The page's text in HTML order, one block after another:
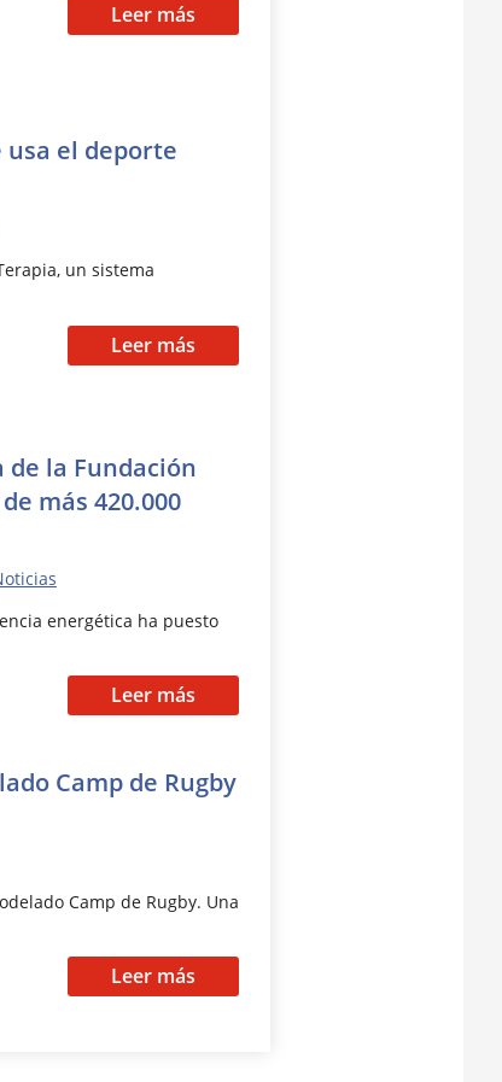
Leer más
el deporte
un sistema
Leer más
la Fundación
más 420.000
energética ha puesto
Leer más
Camp de Rugby
Camp de Rugby. Una
Leer más